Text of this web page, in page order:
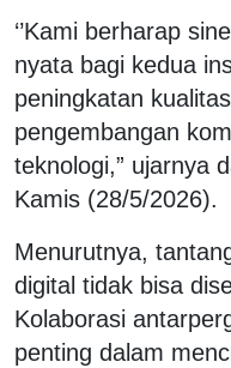
‘’Kami berharap
nyata bagi kedua
peningkatan
pengembangan
teknologi,” ujarnya
Kamis (28/5/2026).
Menurutnya,
digital tidak bisa
Kolaborasi
penting dalam